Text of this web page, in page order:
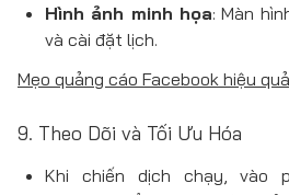
Hình ảnh minh họa: Màn
và cài đặt lịch.
Mẹo quảng cáo Facebook hiệu quả
9. Theo Dõi và Tối Ưu Hóa
Khi chiến dịch chạy, vào